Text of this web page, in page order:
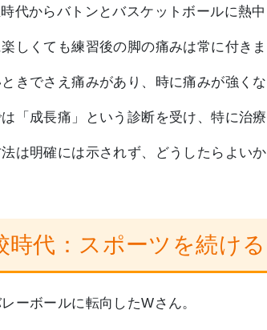
代からバトンとバスケットボールに熱中
しくても練習後の脚の痛みは常に付き
きでさえ痛みがあり、時に痛みが強く
「成長痛」という診断を受け、特に治
は明確には示されず、どうしたらよい
時代：スポーツを続け
ーボールに転向したWさん。